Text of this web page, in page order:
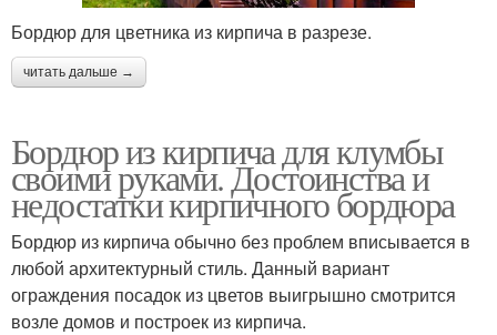
Бордюр для цветника из кирпича в разрезе.
читать дальше →
Бордюр из кирпича для клумбы
своими руками. Достоинства и
недостатки кирпичного бордюра
Бордюр из кирпича обычно без проблем вписывается в
любой архитектурный стиль. Данный вариант
ограждения посадок из цветов выигрышно смотрится
возле домов и построек из кирпича.